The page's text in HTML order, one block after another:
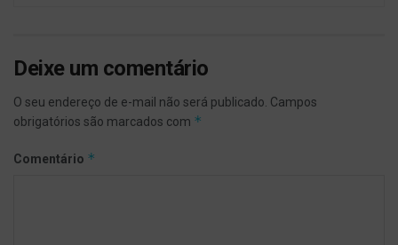
Deixe um comentário
O seu endereço de e-mail não será publicado. Campos
obrigatórios são marcados com *
Comentário *